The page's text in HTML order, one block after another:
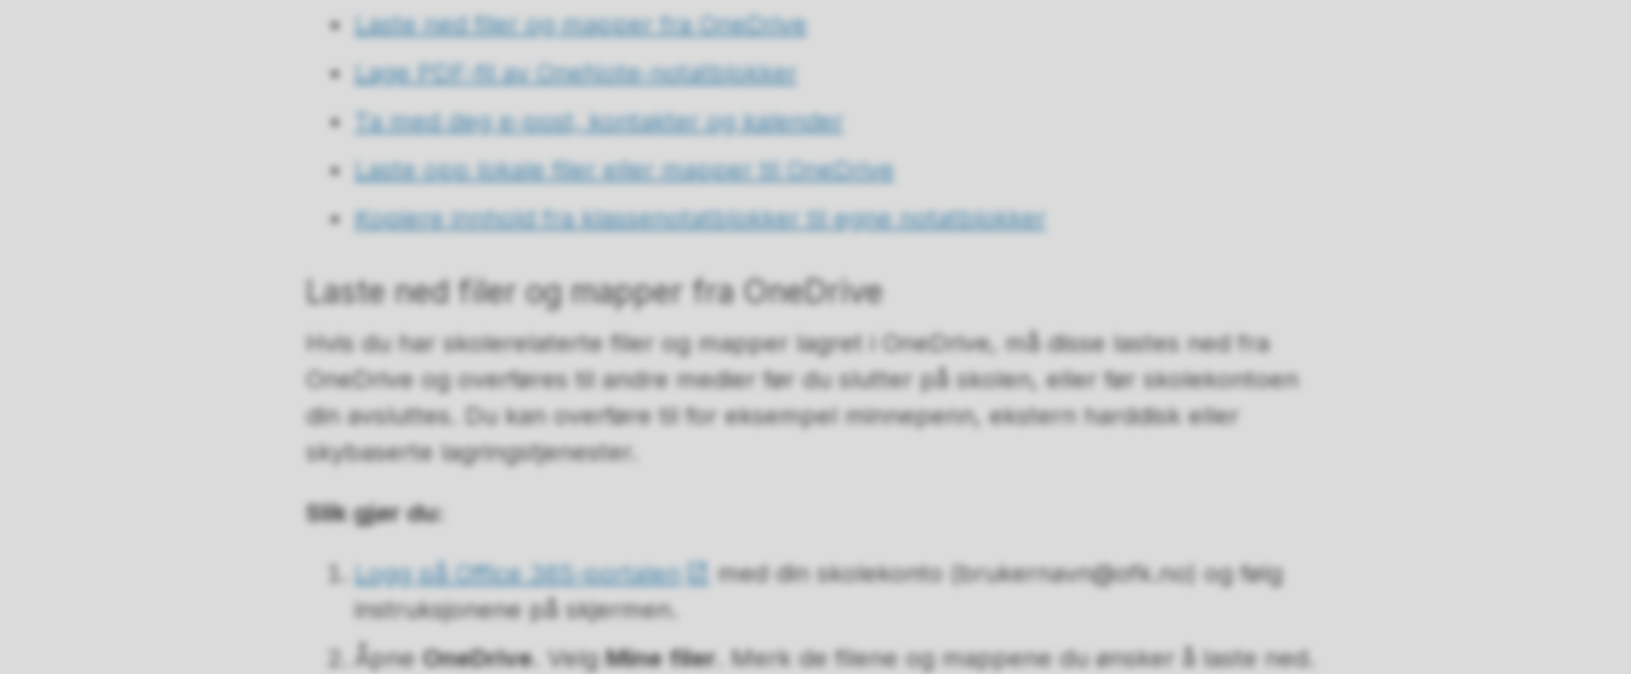
Laste ned filer og mapper fra OneDrive
Lage PDF-fil av OneNote-notatblokker
Ta med deg e-post, kontakter og kalender
Laste opp lokale filer eller mapper til OneDrive
Kopiere innhold fra klassenotatblokker til egne notatblokker
Laste ned filer og mapper fra OneDrive
Hvis du har skolerelaterte filer og mapper lagret i OneDrive, må disse lastes ned fra
OneDrive og overføres til andre medier før du slutter på skolen, eller før skolekontoen
din avsluttes. Du kan overføre til for eksempel minnepenn, ekstern harddisk eller
skybaserte lagringstjenester.
Slik gjør du:
Logg på Office 365-portalen
med din skolekonto (brukernavn@ofk.no) og følg
instruksjonene på skjermen.
ÅpneOneDrive. VelgMine filer . Merk de filene og mappene du ønsker å laste ned.